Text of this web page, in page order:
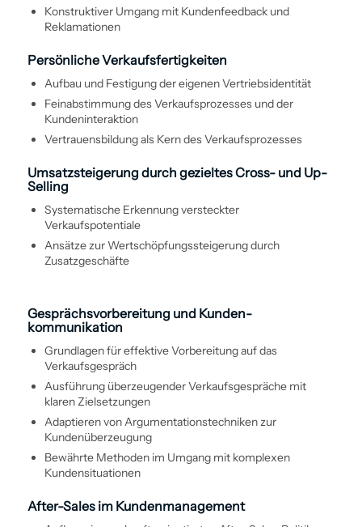
Konstruktiver Umgang mit Kundenfeedback und
Reklamationen
Persönliche Verkaufsfertigkeiten
Aufbau und Festigung der eigenen Vertriebsidentität
Feinabstimmung des Verkaufs­prozesses und der
Kundeninteraktion
Vertrauens­bildung als Kern des Verkaufs­prozesses
Umsatzsteigerung durch gezieltes Cross- und Up-
Selling
Systematische Erkennung versteckter
Verkaufspotentiale
Ansätze zur Wertschöpfungssteigerung durch
Zusatzgeschäfte
Gesprächsvorbereitung und Kunden­
kommunikation
Grundlagen für effektive Vorbereitung auf das
Verkaufsgespräch
Aus­führung überzeugender Verkaufs­gespräche mit
klaren Zielsetzungen
Adaptieren von Argumentations­techniken zur
Kundenüberzeugung
Bewährte Methoden im Umgang mit komplexen
Kundensituationen
After-Sales im Kunden­management